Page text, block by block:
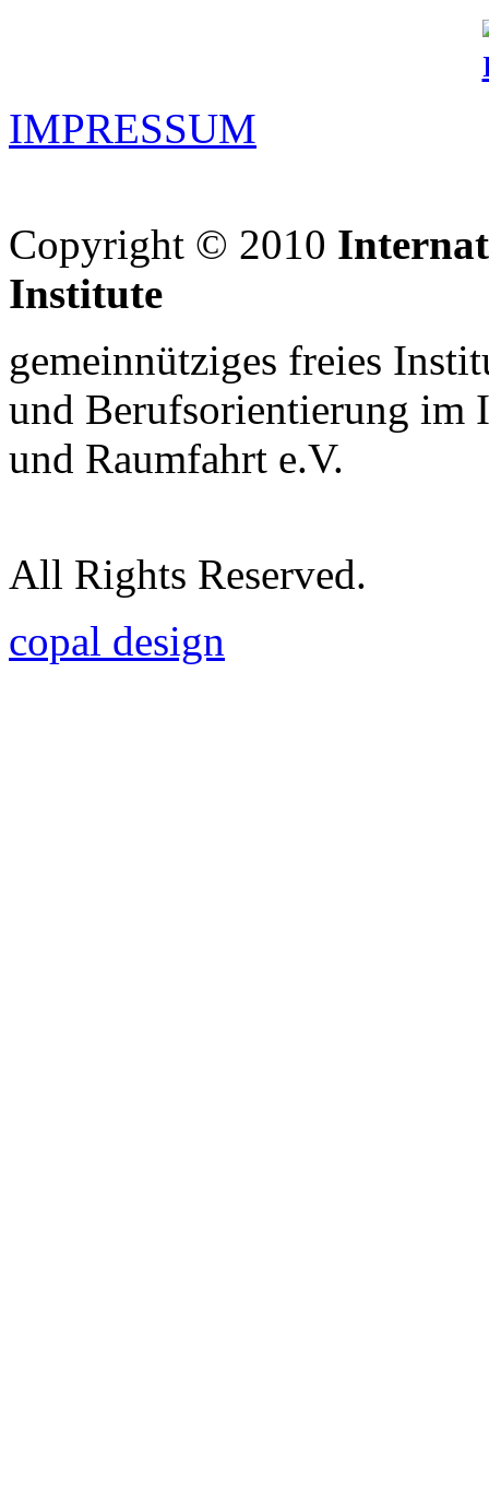
IMPRESSUM
Copyright © 2010
Institute
gemeinnütziges freies
und Berufsorientierung im
und Raumfahrt e.V.
All Rights Reserved.
copal design